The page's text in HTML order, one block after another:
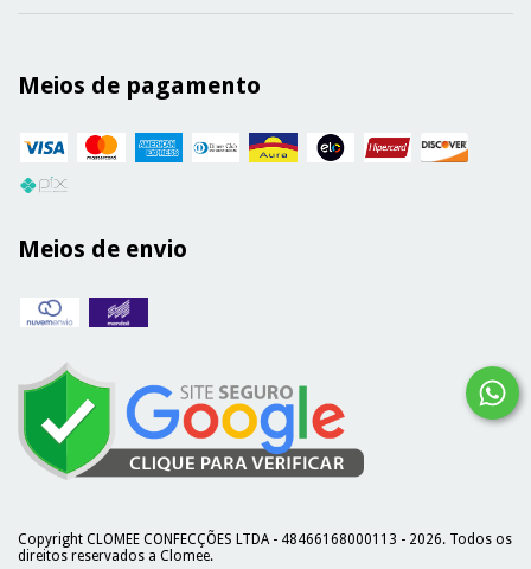
Meios de pagamento
Meios de envio
Copyright CLOMEE CONFECÇÕES LTDA - 48466168000113 - 2026. Todos os
direitos reservados a Clomee.